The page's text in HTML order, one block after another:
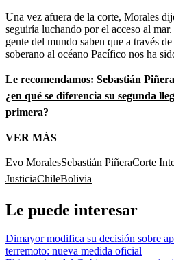
Una vez afuera de la corte, Morales
seguiría luchando por el acceso al
gente del mundo saben que a través
soberano al océano Pacífico nos ha
Le recomendamos: Sebastián
¿en qué se diferencia su segunda
primera?
VER MÁS
Evo MoralesSebastián PiñeraCorte
JusticiaChileBolivia
Le puede interesar
Dimayor modifica su decisión sobre
terremoto: nueva medida oficial